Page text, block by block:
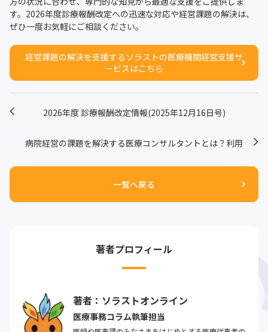
す。2026年度診療報酬改定への迅速な対応や経営課題の解決は、
ぜひ一度お気軽にご相談ください。
経営課題の解決を支援するソラストの医療機関経営支援サ
ービスはこちら
2026年度 診療報酬改定情報(2025年12月16日号)
病院経営の課題を解決する医療コンサルタントとは？利用
一覧へ戻る
著者プロフィール
著者：ソラストオンライン
医療事務コラム執筆担当